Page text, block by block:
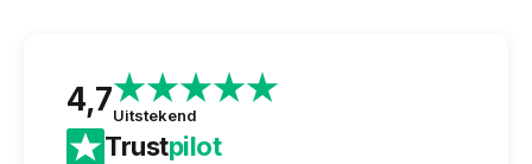
4,7Uitstekend
Trustpilot